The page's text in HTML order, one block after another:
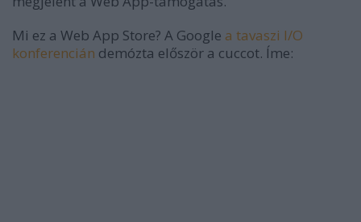
Mi ez a Web App Store? A Google a tavaszi I/O
konferencián demózta először a cuccot. Íme: